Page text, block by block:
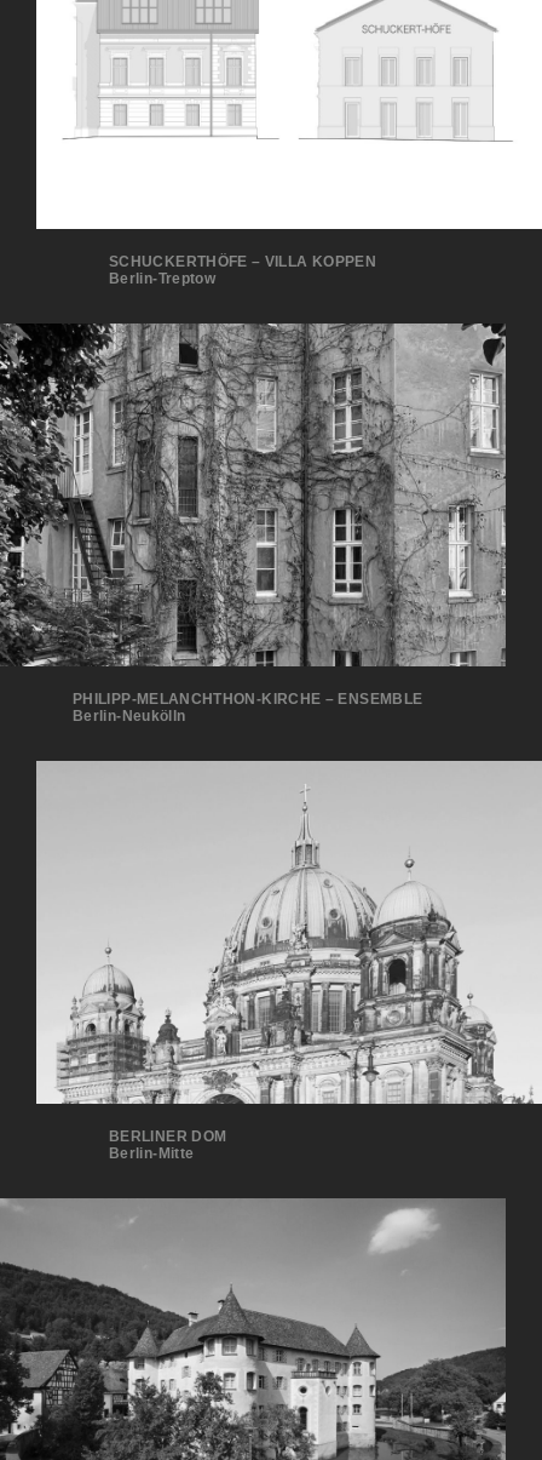
SCHUCKERTHÖFE – VILLA KOPPEN
Berlin-Treptow
PHILIPP-MELANCHTHON-KIRCHE – ENSEMBLE
Berlin-Neukölln
BERLINER DOM
Berlin-Mitte